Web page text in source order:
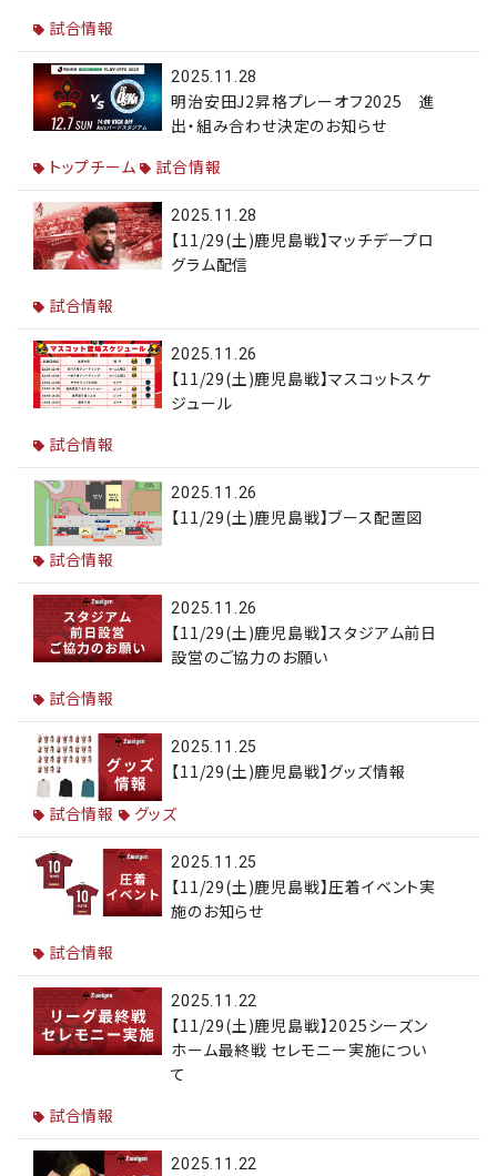
試合情報
2025.11.28
明治安田J2昇格プレーオフ2025 進
出・組み合わせ決定のお知らせ
トップチーム
試合情報
2025.11.28
【11/29(土)鹿児島戦】マッチデープロ
グラム配信
試合情報
2025.11.26
【11/29(土)鹿児島戦】マスコットスケ
ジュール
試合情報
2025.11.26
【11/29(土)鹿児島戦】ブース配置図
試合情報
2025.11.26
【11/29(土)鹿児島戦】スタジアム前日
設営のご協力のお願い
試合情報
2025.11.25
【11/29(土)鹿児島戦】グッズ情報
試合情報
グッズ
2025.11.25
【11/29(土)鹿児島戦】圧着イベント実
施のお知らせ
試合情報
2025.11.22
【11/29(土)鹿児島戦】2025シーズン
ホーム最終戦 セレモニー実施につい
て
試合情報
2025.11.22